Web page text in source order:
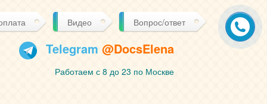
Видео Вопрос/ответ
Telegram @DocsElena
Работаем с 8 до 23 по Москве